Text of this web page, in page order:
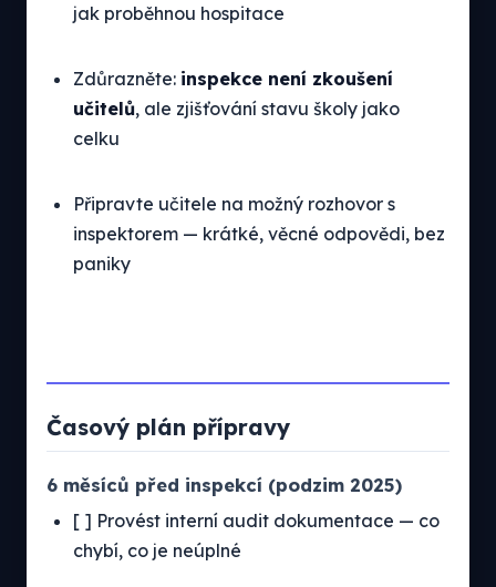
jak proběhnou hospitace
Zdůrazněte: inspekce není zkoušení
učitelů, ale zjišťování stavu školy jako
celku
Připravte učitele na možný rozhovor s
inspektorem — krátké, věcné odpovědi, bez
paniky
Časový plán přípravy
6 měsíců před inspekcí (podzim 2025)
[ ] Provést interní audit dokumentace — co
chybí, co je neúplné